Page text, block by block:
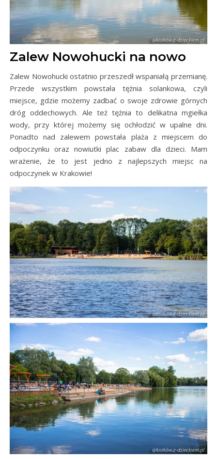
Zalew Nowohucki na nowo
Zalew Nowohucki ostatnio przeszedł wspaniałą przemianę.
Przede wszystkim powstała tężnia solankowa, czyli
miejsce, gdzie możemy zadbać o swoje zdrowie górnych
dróg oddechowych. Ale też tężnia to delikatna mgiełka
wody, przy której możemy się ochłodzić w upalne dni.
Ponadto nad zalewem powstała plaża z miejscem do
odpoczynku oraz nowiutki plac zabaw dla dzieci. Mam
wrażenie, że to jest jedno z najlepszych miejsc na
odpoczynek w Krakowie!